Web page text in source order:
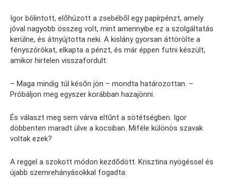
Igor bólintott, előhúzott a zsebéből egy papírpénzt, amely
jóval nagyobb összeg volt, mint amennyibe ez a szolgáltatás
kerülne, és átnyújtotta neki. A kislány gyorsan áttörölte a
fényszórókat, elkapta a pénzt, és már éppen futni készült,
amikor hirtelen visszafordult:
– Maga mindig túl későn jön – mondta határozottan. –
Próbáljon meg egyszer korábban hazajönni.
És választ meg sem várva eltűnt a sötétségben. Igor
döbbenten maradt ülve a kocsiban. Miféle különös szavak
voltak ezek?
A reggel a szokott módon kezdődött. Krisztina nyögéssel és
újabb szemrehányásokkal fogadta: